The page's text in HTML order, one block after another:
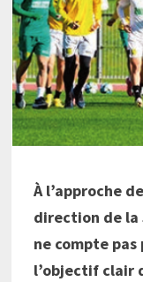
À l’approche
direction de la
ne compte
l’objectif clair